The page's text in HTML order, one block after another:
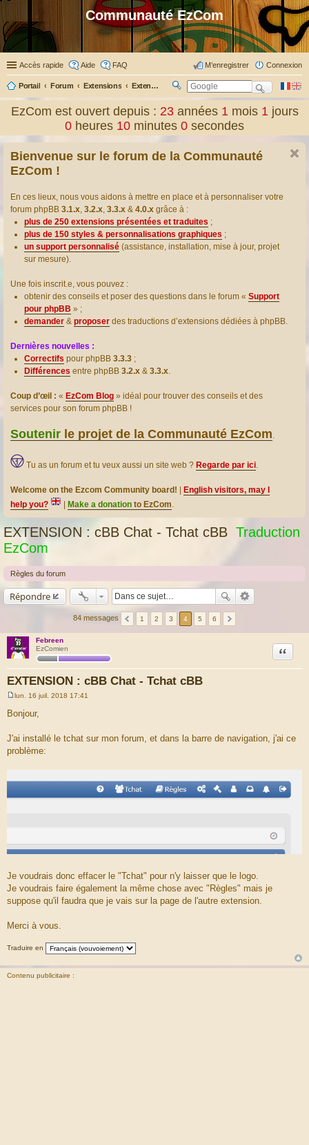
Communauté EzCom
Accès rapide Aide FAQ Connexion
M’enregistrer
Portail Forum Extensions Extensions présentées & traduites
ec
ch
er
EzCom est ouvert depuis : 23 années1 mois1 jours
0 heures 10 minutes 0 secondes
Bienvenue sur le forum de la Communauté
EzCom !
En ces lieux, nous vous aidons à mettre en place et à personnaliser votre
forum phpBB 3.1.x, 3.2.x, 3.3.x & 4.0.x grâce à :
plus de 250 extensions présentées et traduites ;
plus de 150 styles & personnalisations graphiques ;
un support personnalisé (assistance, installation, mise à jour, projet
sur mesure).
Une fois inscrit.e, vous pouvez :
obtenir des conseils et poser des questions dans le forum « Support
pour phpBB » ;
demander & proposer des traductions d’extensions dédiées à phpBB.
Dernières nouvelles :
Correctifs pour phpBB 3.3.3 ;
Différences entre phpBB 3.2.x & 3.3.x.
Coup d’œil : « EzCom Blog » idéal pour trouver des conseils et des
services pour son forum phpBB !
Soutenir le projet de la Communauté EzCom.
Tu as un forum et tu veux aussi un site web ? Regarde par ici.
Welcome on the Ezcom Community board!
English visitors, may I
help you?
Make a donation to EzCom.
EXTENSION : cBB Chat - Tchat cBB Traduction
EzCom
Règles du forum
Répondre
84 messages 1 2 3 4 5 6
Febreen
EzComien
EXTENSION : cBB Chat - Tchat cBB
Citation
s
a
g
e
lun. 16 juil. 2018 17:41
Bonjour,
J'ai installé le tchat sur mon forum, et dans la barre de navigation, j'ai ce
problème:
Je voudrais donc effacer le "Tchat" pour n'y laisser que le logo.
Je voudrais faire également la même chose avec "Règles" mais je
suppose qu'il faudra que je vais sur la page de l'autre extension.
Merci à vous.
Traduire en
Contenu publicitaire :